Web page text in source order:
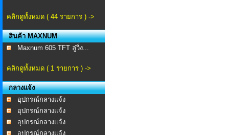
คลิกดูทั้งหมด ( 44 รายการ ) ->
สินค้า MAXNUM
Maxnum 605 TFT ลู่วิ่ง...
คลิกดูทั้งหมด ( 1 รายการ ) ->
กลางแจ้ง
อุปกรณ์กลางแจ้ง
อุปกรณ์กลางแจ้ง
อุปกรณ์กลางแจ้ง
อุปกรณ์กลางแจ้ง